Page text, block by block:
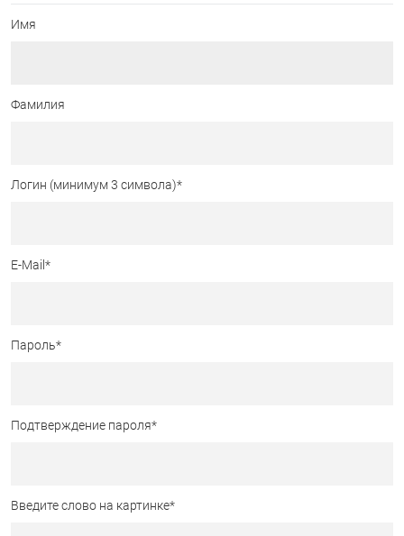
Имя
Фамилия
Логин (минимум 3 символа)*
E-Mail *
Пароль*
Подтверждение пароля*
Введите слово на картинке*